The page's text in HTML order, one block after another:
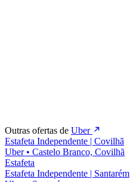
Outras ofertas de Uber
Estafeta Independente | Covilhã
Uber • Castelo Branco, Covilhã
Estafeta
Estafeta Independente | Santarém